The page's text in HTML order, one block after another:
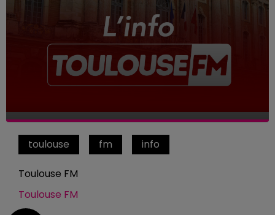
toulouse fm info
Toulouse FM
Toulouse FM